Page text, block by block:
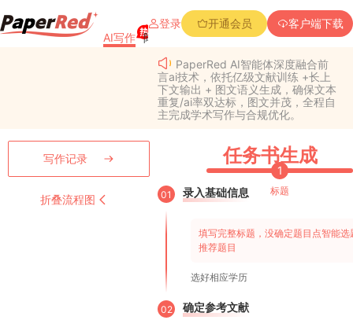
AI写作 降重复率 降Aigc率 免费查重 PPT创作
登录 开通会员 客户端下载
PaperRed AI智能体深度融合前
言ai技术，依托亿级文献训练 +长上
下文输出 + 图文语义生成，确保文本
重复/ai率双达标，图文并茂，全程自
主完成学术写作与合规优化。
写作记录
折叠流程图
任务书生成
01 录入基础信息
填写完整标题，没确定题目点智能选
推荐题目
选好相应学历
02 确定参考文献
1
标题